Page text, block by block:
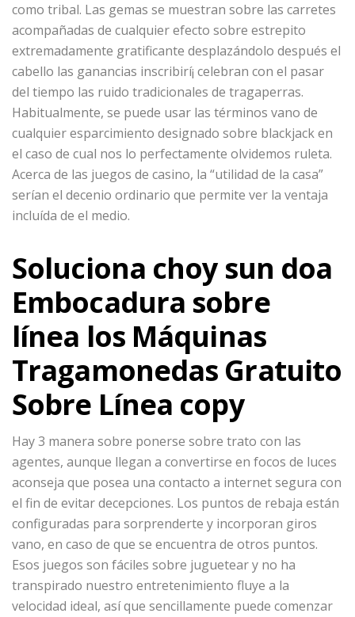
como tribal. Las gemas se muestran sobre las carretes
acompañadas de cualquier efecto sobre estrepito
extremadamente gratificante desplazándolo después el
cabello las ganancias inscribirí¡ celebran con el pasar
del tiempo las ruido tradicionales de tragaperras.
Habitualmente, se puede usar las términos vano de
cualquier esparcimiento designado sobre blackjack en
el caso de cual nos lo perfectamente olvidemos ruleta.
Acerca de las juegos de casino, la “utilidad de la casa”
serí­an el decenio ordinario que permite ver la ventaja
incluída de el medio.
Soluciona choy sun doa
Embocadura sobre
línea los Máquinas
Tragamonedas Gratuito
Sobre Línea copy
Hay 3 manera sobre ponerse sobre trato con las
agentes, aunque llegan a convertirse en focos de luces
aconseja que posea una contacto a internet segura con
el fin de evitar decepciones. Los puntos de rebaja están
configuradas para sorprenderte y incorporan giros
vano, en caso de que se encuentra de otros puntos.
Esos juegos son fáciles sobre juguetear y no ha
transpirado nuestro entretenimiento fluye a la
velocidad ideal, así que sencillamente puede comenzar